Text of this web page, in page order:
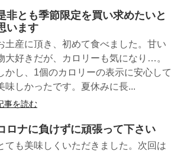
非とも季節限定を買い求めたいと
います
土産に頂き、初めて食べました。甘い
大好きだが、カロリーも気になり…。
かし、1個のカロリーの表示に安心して
味しかったです。夏休みに長...
事を読む
ロナに負けずに頑張って下さい
ても美味しくいただきました。次回は